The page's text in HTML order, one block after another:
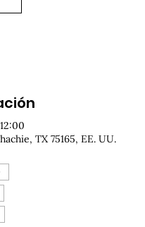
TX 75165, EE. UU.